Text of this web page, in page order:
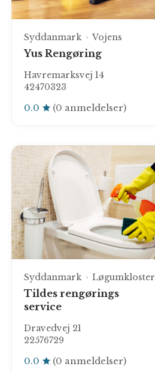
Syddanmark Vojens
Yus Rengøring
Havremarksvej 14
42470323
0.0 (0 anmeldelser)
Syddanmark Løgumkloster
Tildes rengørings
service
Dravedvej 21
22576729
0.0 (0 anmeldelser)